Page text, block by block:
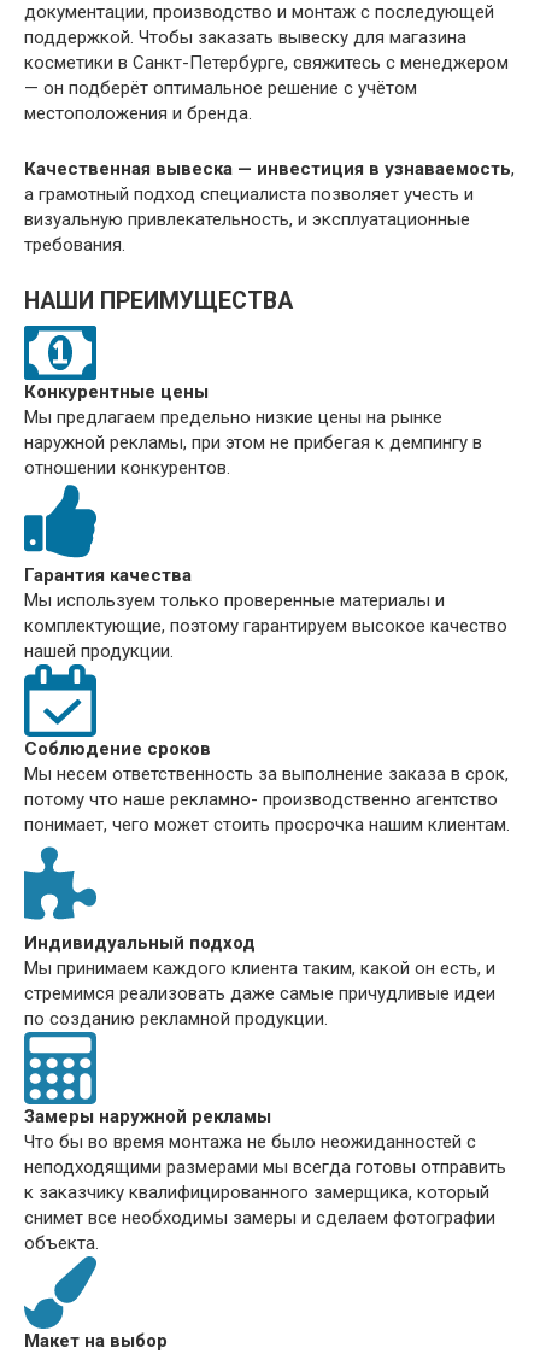
документации, производство и монтаж с последующей
поддержкой. Чтобы заказать вывеску для магазина
косметики в Санкт-Петербурге, свяжитесь с менеджером
— он подберёт оптимальное решение с учётом
местоположения и бренда.
Качественная вывеска — инвестиция в узнаваемость,
а грамотный подход специалиста позволяет учесть и
визуальную привлекательность, и эксплуатационные
требования.
НАШИ ПРЕИМУЩЕСТВА
Конкурентные цены
Мы предлагаем предельно низкие цены на рынке
наружной рекламы, при этом не прибегая к демпингу в
отношении конкурентов.
Гарантия качества
Мы используем только проверенные материалы и
комплектующие, поэтому гарантируем высокое качество
нашей продукции.
Соблюдение сроков
Мы несем ответственность за выполнение заказа в срок,
потому что наше рекламно- производственно агентство
понимает, чего может стоить просрочка нашим клиентам.
Индивидуальный подход
Мы принимаем каждого клиента таким, какой он есть, и
стремимся реализовать даже самые причудливые идеи
по созданию рекламной продукции.
Замеры наружной рекламы
Что бы во время монтажа не было неожиданностей с
неподходящими размерами мы всегда готовы отправить
к заказчику квалифицированного замерщика, который
снимет все необходимы замеры и сделаем фотографии
объекта.
Макет на выбор